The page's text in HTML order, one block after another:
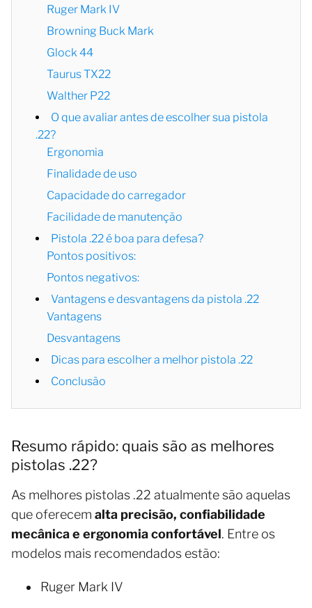
Ruger Mark IV
Browning Buck Mark
Glock 44
Taurus TX22
Walther P22
O que avaliar antes de escolher sua pistola
.22?
Ergonomia
Finalidade de uso
Capacidade do carregador
Facilidade de manutenção
Pistola .22 é boa para defesa?
Pontos positivos:
Pontos negativos:
Vantagens e desvantagens da pistola .22
Vantagens
Desvantagens
Dicas para escolher a melhor pistola .22
Conclusão
Resumo rápido: quais são as melhores
pistolas .22?
As melhores pistolas .22 atualmente são aquelas
que oferecem alta precisão, confiabilidade
mecânica e ergonomia confortável. Entre os
modelos mais recomendados estão:
Ruger Mark IV